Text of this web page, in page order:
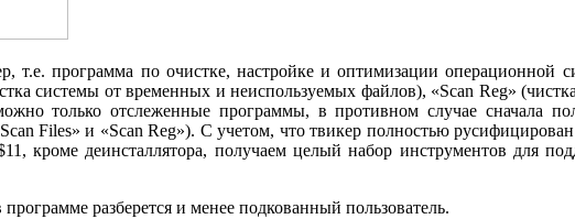
т.е. программа по очистке, настройке и оптимизации операционной
системы от временных и неиспользуемых файлов), «Scan Reg»
только отслеженные программы, в противном случае сначала
Files» и «Scan Reg»). С учетом, что твикер полностью
кроме деинсталлятора, получаем целый набор инструментов для
разберется и менее подкованный пользователь.